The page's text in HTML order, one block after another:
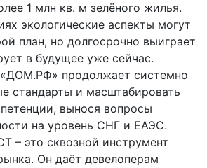
1 млн кв. м зелёного жилья.
экологические аспекты могут
план, но долгосрочно выиграет
в будущее уже сейчас.
продолжает системно
стандарты и масштабировать
вынося вопросы
на уровень СНГ и ЕАЭС.
– это сквозной инструмент
Он даёт девелоперам